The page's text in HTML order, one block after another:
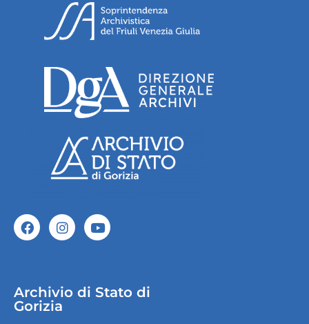
Archivio di Stato di
Gorizia